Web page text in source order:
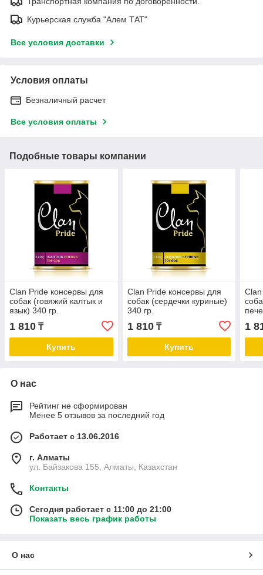
Курьерская служба "Алем ТАТ"
Все условия доставки
Условия оплаты
Безналичный расчет
Все условия оплаты
Подобные товары компании
Clan Pride консервы для
собак (говяжий калтык и
язык) 340 гр.
1 810 ₸
Купить
Clan Pride консервы для
собак (сердечки куриные)
340 гр.
1 810₸
Купить
1
О нас
Рейтинг не сформирован
Менее 5 отзывов за последний год
Работает с 13.06.2016
г. Алматы
ул. Байзакова 155, Алматы, Казахстан
Контакты
Сегодня работает с 11:00 до 21:00
Показать весь график работы
О нас